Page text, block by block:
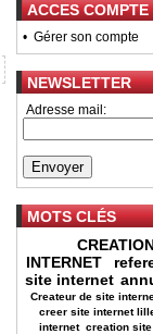
ACCES COMPTE
• Gérer son compte
NEWSLETTER
Adresse mail:
MOTS CLÉS
INTERNET
site internet
Createur de site
creer site internet
internet creation